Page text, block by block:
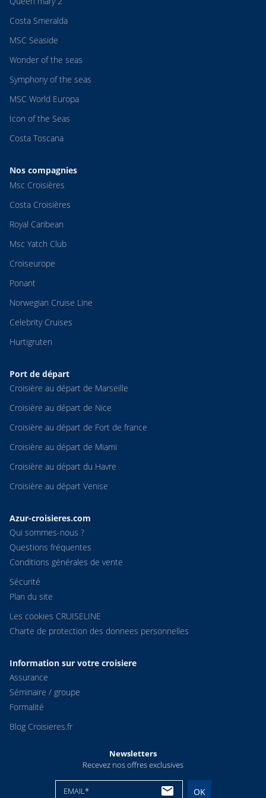
Costa Smeralda
MSC Seaside
Wonder of the seas
Symphony of the seas
MSC World Europa
Icon of the Seas
Costa Toscana
Nos compagnies
Msc Croisières
Costa Croisières
Royal Caribean
Msc Yatch Club
Croiseurope
Ponant
Norwegian Cruise Line
Celebrity Cruises
Hurtigruten
Port de départ
Croisière au départ de Marseille
Croisière au départ de Nice
Croisière au départ de Fort de france
Croisière au départ de Miami
Croisière au départ du Havre
Croisière au départ Venise
Azur-croisieres.com
Qui sommes-nous ?
Questions fréquentes
Conditions générales de vente
Sécurité
Plan du site
Les cookies CRUISELINE
Charte de protection des donnees personnelles
Information sur votre croisiere
Assurance
Séminaire / groupe
Formalité
Blog Croisieres.fr
Newsletters
Recevez nos offres exclusives
EMAIL* OK